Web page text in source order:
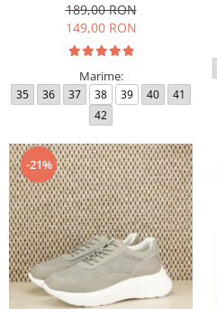
189,00 RON
149,00 RON
Marime:
35 36 37 38 39 40
41
42
-21%